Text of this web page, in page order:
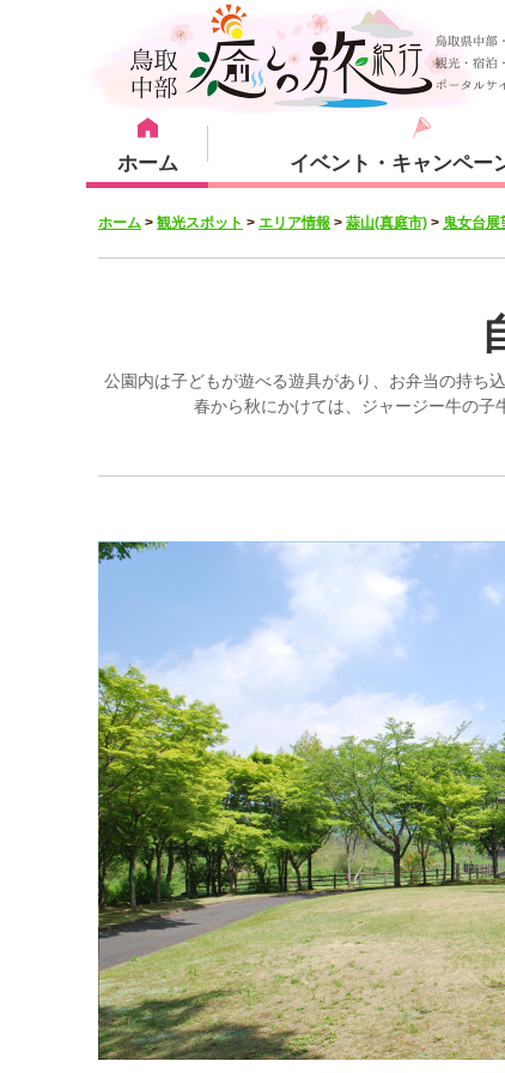
ホーム イベント・キャンペー
宿泊・体験メニュー
観光スポット
ホーム > 観光スポット > エリア情報 > 蒜山(真庭市) > 鬼女台展
公園内は子どもが遊べる遊具があり、お弁当の持ち
春から秋にかけては、ジャージー牛の子